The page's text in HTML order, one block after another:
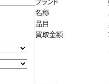
名称
品目
買取金額